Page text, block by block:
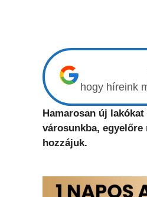
hogy híreink
Hamarosan új
városunkba,
hozzájuk.